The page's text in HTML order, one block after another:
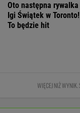
Oto następna rywalka
Igi Świątek w Toronto!
To będzie hit
WIĘCEJ NIŻ WYNIK.